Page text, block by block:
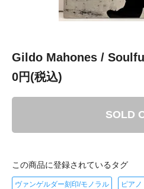
Gildo Mahones /
0円(税込)
SOLD
この商品に登録されているタグ
ヴァンゲルダー刻印/モノラル ピア